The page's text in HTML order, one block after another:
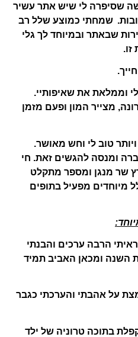
שסיפרה לי שיש אתר עשיר
שמחתי כמוצע שלל רב
שבאתר ובמיוחד לך גלי
וממלאת את שאיפותיי.
מצייר המון ופעם מזמן
טוב לי וחש מאושר.
ומנסה להגשים זאת. חי
שר מנגן ומספר מתקלט
מיוחדים מפעיל בתופים
הרבה ערכים והבנתי
השנה ומכאן האביב תמיד
על אהבתי והערכתי כגבר
בתוכה טרוניה של ילד